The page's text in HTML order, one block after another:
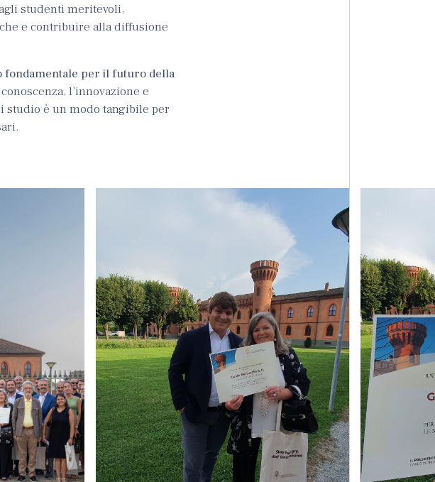
studenti meritevoli,
e contribuire alla diffusione
fondamentale per il futuro della
l’innovazione e
studio è un modo tangibile per